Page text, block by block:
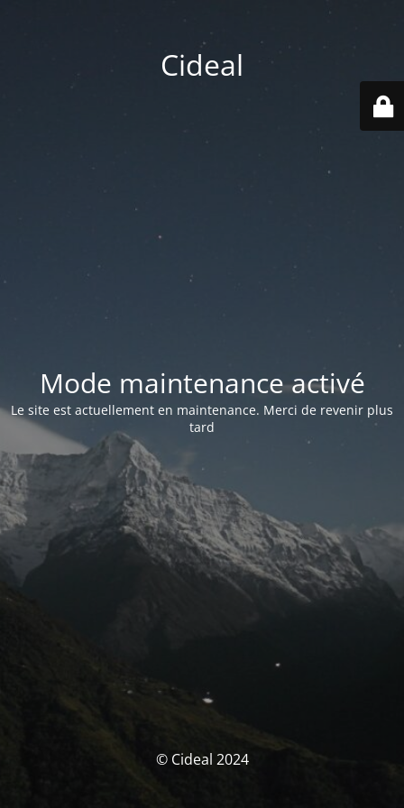
Cideal
Mode maintenance activé
Le site est actuellement en maintenance. Merci de revenir plus
tard
© Cideal 2024